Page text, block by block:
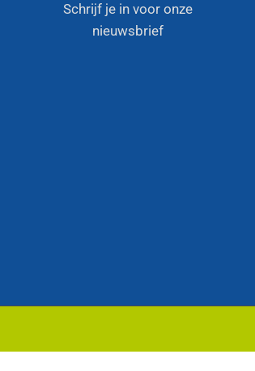
Schrijf je in voor onze
nieuwsbrief